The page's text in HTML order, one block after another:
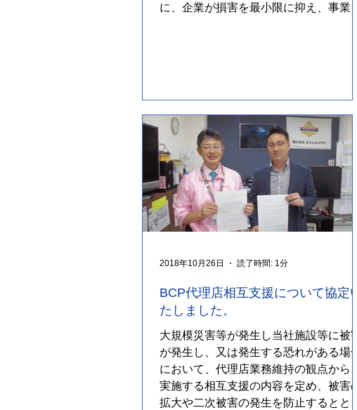
に、企業が損害を最小限に抑え、事業の
BCP代理店相互支援について協定い
たしました。
大規模災害等が発生し当社施設等に被害
が発生し、又は発生する恐れがある場合
において、代理店業務維持の観点から、
実施する相互支援の内容を定め、被害の
拡大や二次被害の発生を防止するととも
2018年10月26日 読了時間: 1分